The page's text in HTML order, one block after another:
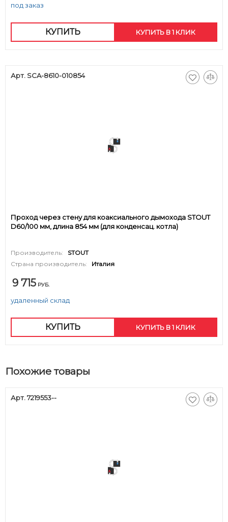
под заказ
КУПИТЬ КУПИТЬ В 1 КЛИК
Арт. SCA-8610-010854
Проход через стену для коаксиального дымохода STOUT
D60/100 мм, длина 854 мм (для конденсац. котла)
Производитель:
STOUT
Страна производитель:
Италия
9 715 РУБ.
удаленный склад
КУПИТЬ КУПИТЬ В 1 КЛИК
Похожие товары
Арт. 7219553--